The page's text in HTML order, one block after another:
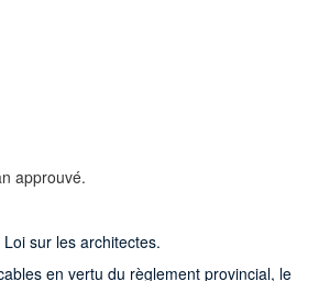
approuvé.
sur les architectes.
en vertu du règlement provincial, le